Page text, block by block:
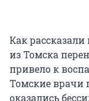
Как
из Томска
привело к
Томские
оказались